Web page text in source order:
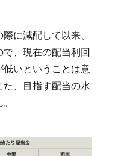
に減配して以来、
、現在の配当利回
低いということは意
、目指す配当の水